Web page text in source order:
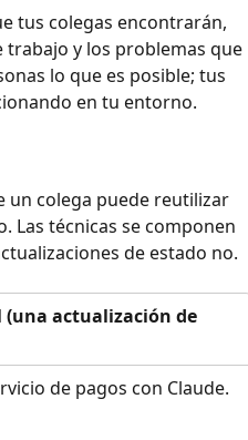
tus colegas encontrarán,
trabajo y los problemas que
lo que es posible; tus
en tu entorno.
un colega puede reutilizar
Las técnicas se componen
de estado no.
(una actualización de
de pagos con Claude.